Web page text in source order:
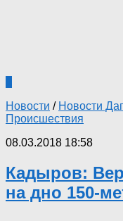
Новости / Новости
Происшествия
08.03.2018 18:58
Кадыров:
на дно 150-